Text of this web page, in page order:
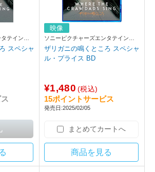
テインメ
スペシャ
映像
ソニーピクチャーズエンタテインメ
ント
ザリガニの鳴くところ スペシャ
ル・プライス BD
¥1,480 (税込)
15ポイントサービス
発売日:2025/02/05
まとめてカートへ
商品を見る